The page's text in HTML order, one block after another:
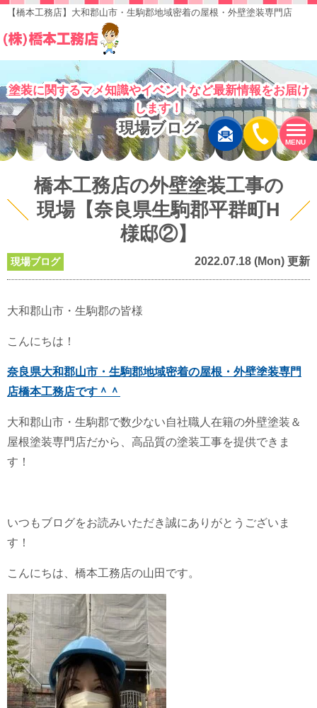
MENU
【橋本工務店】大和郡山市・生駒郡地域密着の屋根・外壁塗装専門店
塗装に関するマメ知識やイベントなど最新情報をお届け
します！
現場ブログ
橋本工務店の外壁塗装工事の
現場【奈良県生駒郡平群町H
様邸②】
現場ブログ 2022.07.18 (Mon) 更新
大和郡山市・生駒郡の皆様
こんにちは！
奈良県大和郡山市・生駒郡地域密着の屋根・外壁塗装専門
店橋本工務店です＾＾
大和郡山市・生駒郡で数少ない自社職人在籍の外壁塗装＆
屋根塗装専門店だから、高品質の塗装工事を提供できま
す！
いつもブログをお読みいただき誠にありがとうございま
す！
こんにちは、橋本工務店の山田です。